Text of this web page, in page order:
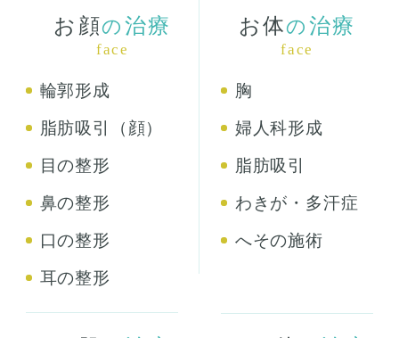
お顔の 治療
face
輪郭形成
脂肪吸引（顔）
目の整形
鼻の整形
口の整形
耳の整形
お体の 治療
face
胸
婦人科形成
脂肪吸引
わきが・多汗症
へその施術